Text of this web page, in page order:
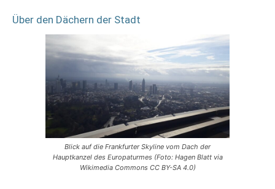
Über den Dächern der Stadt
Blick auf die Frankfurter Skyline vom Dach der
Hauptkanzel des Europaturmes (Foto: Hagen Blatt via
Wikimedia Commons CC BY-SA 4.0)